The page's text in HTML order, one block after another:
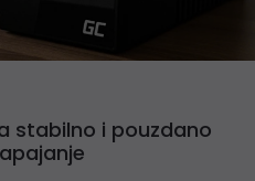
stabilno i pouzdano